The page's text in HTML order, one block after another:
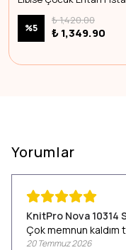
%5
₺ 1,420.00
₺ 1,349.90
Yorumlar
KnitPro Nova 10314
Çok memnun kaldım
20 Temmuz 2026